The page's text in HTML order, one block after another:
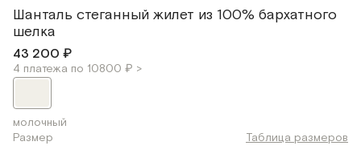
Шанталь cтеганный жилет из 100% бархатного
шелка
43 200 ₽
4 платежа по 10800 ₽ >
молочный
Размер
Таблица размеров